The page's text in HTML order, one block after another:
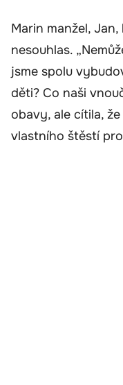
Marin manžel,
nesouhlas.
jsme spolu
děti? Co naši
obavy, ale cítila,
vlastního štěstí